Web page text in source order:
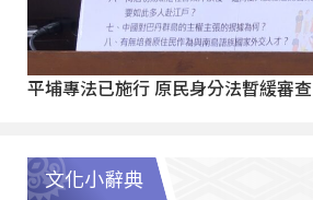
平埔專法已施行 原民身分法暫緩審查
文化小辭典